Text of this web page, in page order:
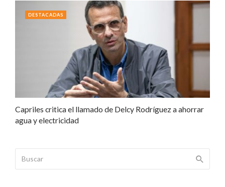
Capriles critica el llamado de Delcy Rodríguez a ahorrar
agua y electricidad
DESTACADAS